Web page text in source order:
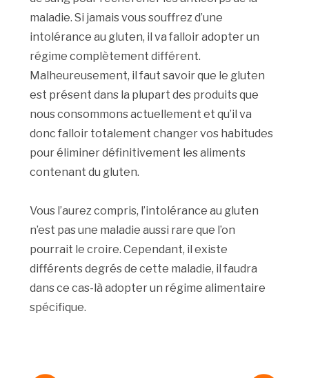
maladie. Si jamais vous souffrez d’une
intolérance au gluten, il va falloir adopter un
régime complètement différent.
Malheureusement, il faut savoir que le gluten
est présent dans la plupart des produits que
nous consommons actuellement et qu’il va
donc falloir totalement changer vos habitudes
pour éliminer définitivement les aliments
contenant du gluten.
Vous l’aurez compris, l’intolérance au gluten
n’est pas une maladie aussi rare que l’on
pourrait le croire. Cependant, il existe
différents degrés de cette maladie, il faudra
dans ce cas-là adopter un régime alimentaire
spécifique.